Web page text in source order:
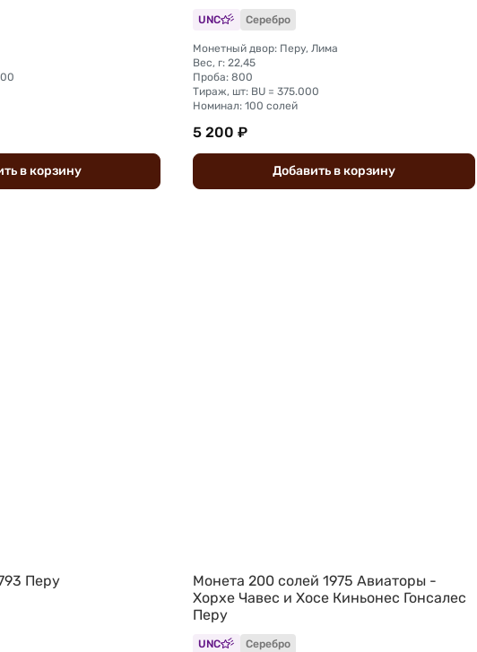
вкорзину
UNC Серебро
Монетный двор: Перу, Лима
Вес, г: 22,45
Проба: 800
Тираж, шт: BU = 375.000
Номинал: 100 солей
5 200 ₽
Добавить вкорзину
Перу
Монета 200 солей 1975 Авиаторы -
Хорхе Чавес и Хосе Киньонес Гонсалес
Перу
UNC Серебро